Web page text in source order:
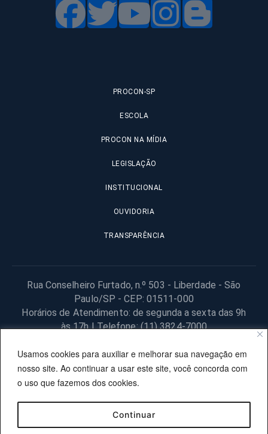
Usamos cookies para auxiliar e melhorar sua navegação em
nosso site. Ao continuar a usar este site, você concorda com
o uso que fazemos dos cookies.
Continuar
PROCON-SP
ESCOLA
PROCON NA MÍDIA
LEGISLAÇÃO
INSTITUCIONAL
OUVIDORIA
TRANSPARÊNCIA
Rua Conselheiro Furtado, n.º 503 - Liberdade - São
Paulo/SP - CEP: 01511-000
Horários de Atendimento: de segunda a sexta das 9h
às 17h | Telefone: (11) 3824-7000
© 2025 Fundação Procon – SP – Todos os direitos reservados. |
Site desenvolvido pela PRODESP.